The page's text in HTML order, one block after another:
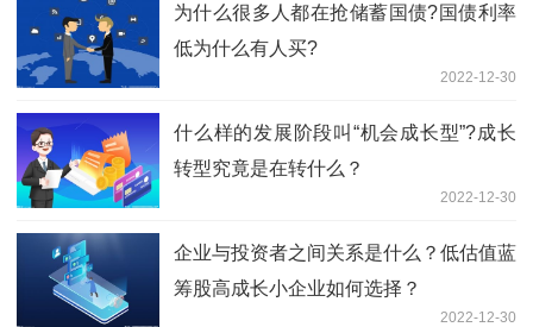
为什么很多人都在抢储蓄国债?国债利率
低为什么有人买?
2022-12-30
什么样的发展阶段叫“机会成长型”?成长
转型究竟是在转什么？
2022-12-30
企业与投资者之间关系是什么？低估值蓝
筹股高成长小企业如何选择？
2022-12-30